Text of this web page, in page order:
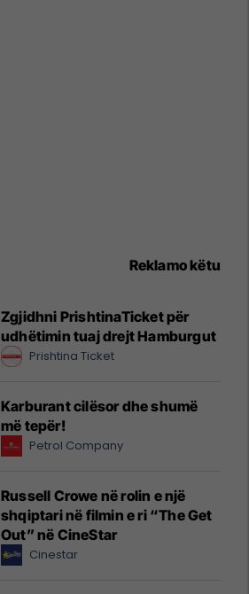
Reklamo këtu
Zgjidhni PrishtinaTicket për
udhëtimin tuaj drejt Hamburgut
Prishtina Ticket
Karburant cilësor dhe shumë
më tepër!
Petrol Company
Russell Crowe në rolin e një
shqiptari në filmin e ri “The Get
Out” në CineStar
Cinestar